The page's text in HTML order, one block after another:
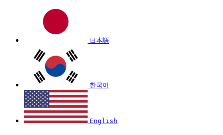
日本語
한국어
English